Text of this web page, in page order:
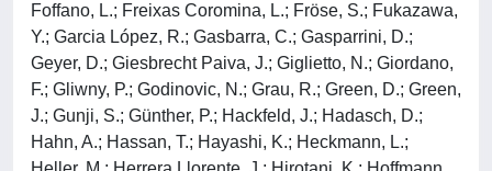
Foffano, L.; Freixas Coromina, L.; Fröse, S.; Fukazawa,
Y.; Garcia López, R.; Gasbarra, C.; Gasparrini, D.;
Geyer, D.; Giesbrecht Paiva, J.; Giglietto, N.; Giordano,
F.; Gliwny, P.; Godinovic, N.; Grau, R.; Green, D.; Green,
J.; Gunji, S.; Günther, P.; Hackfeld, J.; Hadasch, D.;
Hahn, A.; Hassan, T.; Hayashi, K.; Heckmann, L.;